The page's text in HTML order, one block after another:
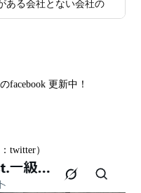
験できる最後のチャン
相談会実施中！
の暮らしに合わせる設
I様,京都市中京区N様,
中京区I様,京都府宇治市
京区S様,京都市北区T
K様,京都市右京区T様,
ある会社とない会社の
― 京都・滋賀で“後悔
facebook 更新中！
twitter）